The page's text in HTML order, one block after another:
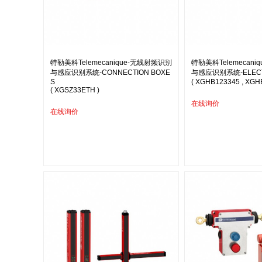
特勒美科Telemecanique-无线射频识别
与感应识别系统-CONNECTION BOXE
S
( XGSZ33ETH )
在线询价
特勒美科
与感应识别系统-
( XGHB123345 ,
在线询价